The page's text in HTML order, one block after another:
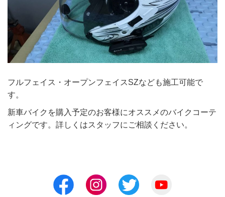
フルフェイス・オープンフェイスSZなども施工可能で
す。
新車バイクを購入予定のお客様にオススメのバイクコーテ
ィングです。詳しくはスタッフにご相談ください。